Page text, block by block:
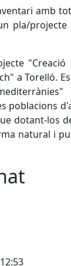
amb
pla/
a Torelló.
poblacions
dotant-los
natural i